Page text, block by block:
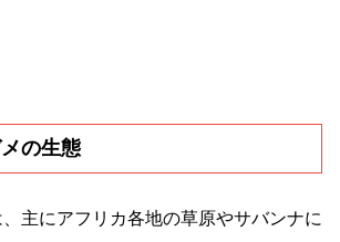
の生態
主にアフリカ各地の草原やサバンナに